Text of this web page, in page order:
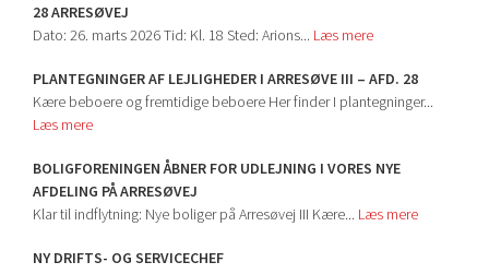
28 ARRESØVEJ
Dato: 26. marts 2026 Tid: Kl. 18 Sted: Arions... Læs mere
PLANTEGNINGER AF LEJLIGHEDER I ARRESØVE III – AFD. 28
Kære beboere og fremtidige beboere Her finder I plantegninger...
Læs mere
BOLIGFORENINGEN ÅBNER FOR UDLEJNING I VORES NYE
AFDELING PÅ ARRESØVEJ
Klar til indflytning: Nye boliger på Arresøvej III Kære... Læs mere
NY DRIFTS- OG SERVICECHEF